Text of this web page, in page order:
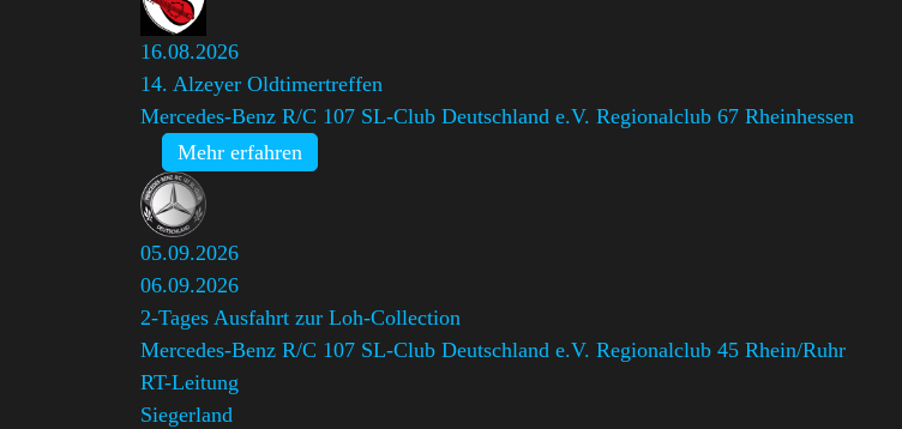
16.08.2026
14. Alzeyer Oldtimertreffen
Mercedes-Benz R/C 107 SL-Club Deutschland e.V. Regionalclub 67 Rheinhessen
Mehr erfahren
05.09.2026
06.09.2026
2-Tages Ausfahrt zur Loh-Collection
Mercedes-Benz R/C 107 SL-Club Deutschland e.V. Regionalclub 45 Rhein/Ruhr,
RT-Leitung
Siegerland